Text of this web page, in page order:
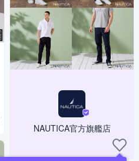
NAUTICA官方旗艦店